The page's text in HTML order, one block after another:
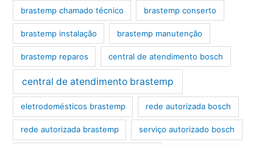
brastemp chamado técnico brastemp conserto
brastemp instalação brastemp manutenção
brastemp reparos central de atendimento bosch
central de atendimento brastemp
eletrodomésticos brastemp rede autorizada bosch
rede autorizada brastemp serviço autorizado bosch